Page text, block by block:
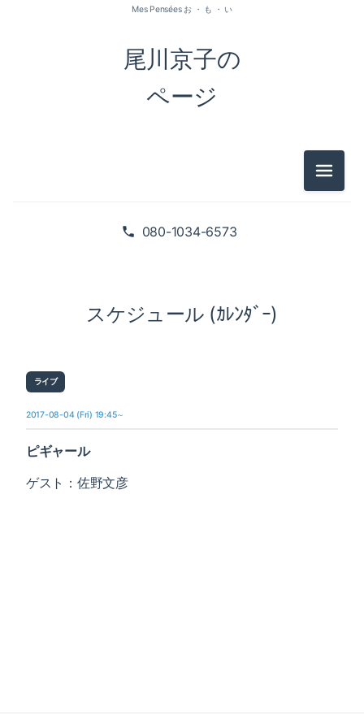
080-1034-6573
尾川京子の
ページ
Mes Pensées お ・ も ・ い
メニュ
スケジュール (ｶﾚﾝﾀﾞｰ)
ライブ
2017-08-04 (Fri) 19:45～
ピギャール
ゲスト：佐野文彦